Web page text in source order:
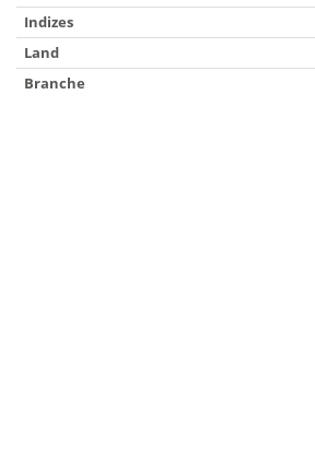
Indizes
Land
Branche